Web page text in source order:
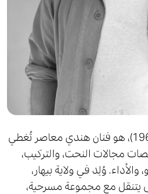
“سوبوده غوبتا” (مواليد 1964)، هو فنان هندي معاصر تُغطي
مجالات النحت، والتركيب،
والأداء. وُلِد في ولاية بيهار،
يتنقل مع مجموعة مسرحية،